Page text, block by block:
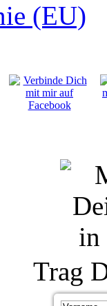
(EU)
Trag